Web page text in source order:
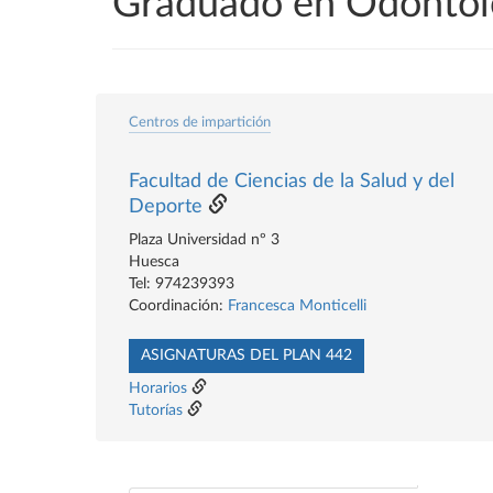
Centros de impartición
Facultad de Ciencias de la Salud y del
Deporte
Plaza Universidad nº 3
Huesca
Tel: 974239393
Coordinación: Francesca Monticelli
ASIGNATURAS DEL PLAN 442
Horarios
Tutorías